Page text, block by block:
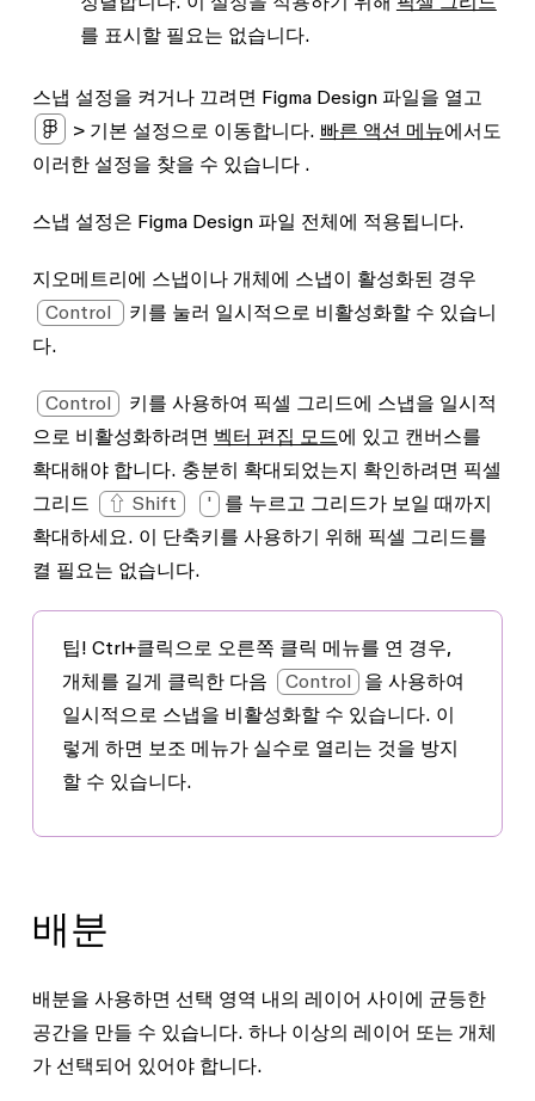
를 표시할 필요는 없습니다.
스냅 설정을 켜거나 끄려면 Figma Design 파일을 열고
> 기본 설정 으로 이동합니다. 빠른 액션 메뉴에서도
이러한 설정을 찾을 수 있습니다 .
스냅 설정은 Figma Design 파일 전체에 적용됩니다.
지오메트리에 스냅이나 개체에 스냅이 활성화된 경우
Control
키를 눌러 일시적으로 비활성화할 수 있습니
다.
Control 키를 사용하여 픽셀 그리드에 스냅을 일시적
으로 비활성화하려면 벡터 편집 모드에 있고 캔버스를
확대해야 합니다. 충분히 확대되었는지 확인하려면 픽셀
그리드
⇧ Shift '
를 누르고 그리드가 보일 때까지
확대하세요. 이 단축키를 사용하기 위해 픽셀 그리드를
켤 필요는 없습니다.
팁! Ctrl+클릭으로 오른쪽 클릭 메뉴를 연 경우,
개체를 길게 클릭한 다음
Control
을 사용하여
일시적으로 스냅을 비활성화할 수 있습니다. 이
렇게 하면 보조 메뉴가 실수로 열리는 것을 방지
할 수 있습니다.
배분
배분을 사용하면 선택 영역 내의 레이어 사이에 균등한
공간을 만들 수 있습니다. 하나 이상의 레이어 또는 개체
가 선택되어 있어야 합니다.